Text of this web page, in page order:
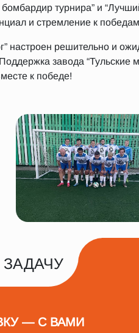
турнира” и
и стремление к
настроен решительно и
завода
к победе!
— С ВАМИ